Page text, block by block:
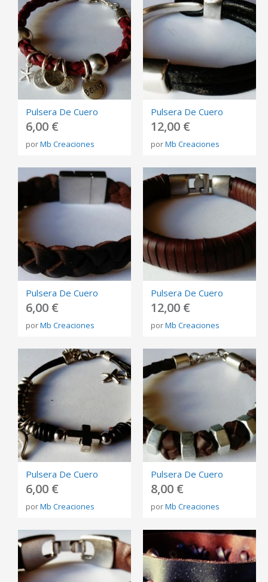
Pulsera De Cuero
6,00 €
porMb Creaciones
Pulsera De Cuero
12,00 €
porMb Creaciones
Pulsera De Cuero
6,00 €
porMb Creaciones
Pulsera De Cuero
12,00 €
porMb Creaciones
Pulsera De Cuero
6,00 €
porMb Creaciones
Pulsera De Cuero
8,00 €
porMb Creaciones